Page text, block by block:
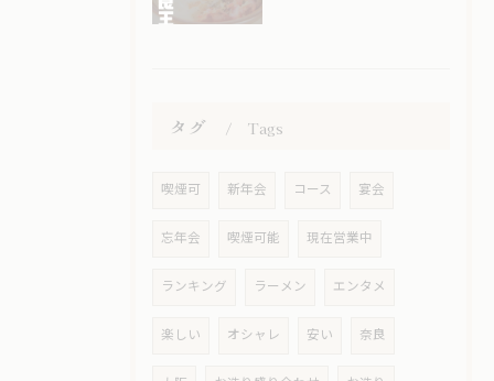
タグ Tags
喫煙可 新年会 コース 宴会
忘年会 喫煙可能 現在営業中
ランキング ラーメン エンタメ
楽しい オシャレ 安い 奈良